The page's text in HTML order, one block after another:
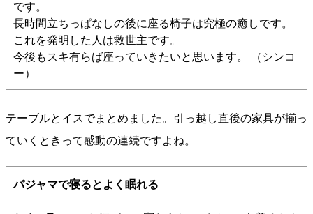
です。
長時間立ちっぱなしの後に座る椅子は究極の癒しです。
これを発明した人は救世主です。
今後もスキ有らば座っていきたいと思います。 （シンコ
ー）
テーブルとイスでまとめました。引っ越し直後の家具が揃っ
ていくときって感動の連続ですよね。
パジャマで寝るとよく眠れる